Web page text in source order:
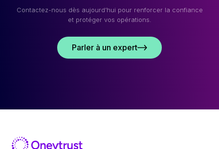
Contactez-nous dès aujourd’hui pour renforcer la confiance
et protéger vos opérations.
Parler à un expert